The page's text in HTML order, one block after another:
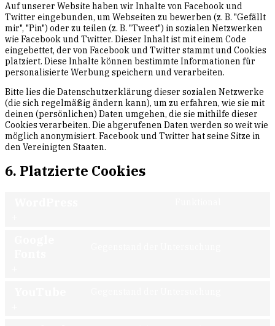
Auf unserer Website haben wir Inhalte von Facebook und
Twitter eingebunden, um Webseiten zu bewerben (z. B. "Gefällt
mir", "Pin") oder zu teilen (z. B. "Tweet") in sozialen Netzwerken
wie Facebook und Twitter. Dieser Inhalt ist mit einem Code
eingebettet, der von Facebook und Twitter stammt und Cookies
platziert. Diese Inhalte können bestimmte Informationen für
personalisierte Werbung speichern und verarbeiten.
Bitte lies die Datenschutzerklärung dieser sozialen Netzwerke
(die sich regelmäßig ändern kann), um zu erfahren, wie sie mit
deinen (persönlichen) Daten umgehen, die sie mithilfe dieser
Cookies verarbeiten. Die abgerufenen Daten werden so weit wie
möglich anonymisiert. Facebook und Twitter hat seine Sitze in
den Vereinigten Staaten.
6. Platzierte Cookies